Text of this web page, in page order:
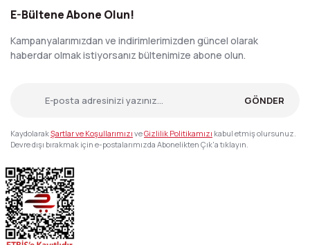
E-Bültene Abone Olun!
Kampanyalarımızdan ve indirimlerimizden güncel olarak
haberdar olmak istiyorsanız bültenimize abone olun.
GÖNDER
KaydolarakŞartlar ve Koşullarımızı veGizlilik Politikamızı kabul etmiş olursunuz.
Devre dışı bırakmak için e-postalarımızda Abonelikten Çık'a tıklayın.